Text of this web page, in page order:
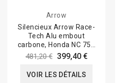
Arrow
Silencieux Arrow Race-
Tech Alu embout
carbone, Honda NC 750
X 2021-22
481,20 € 399,40 €
VOIR LES DÉTAILS